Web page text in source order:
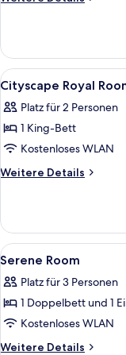
Zweibettzimmer,
Balkon,
Stadtblick
Alle
Fotos
für
Cityscape
Royal
Rooms
20
Cityscape Royal
Platz für 2 Personen
1 King-Bett
Kostenloses WLAN
Weitere Details
Weitere
Royal
Rooms
Alle
Fotos
für
Serene
Room
anzeigen
12
Serene Room
Platz für 3 Personen
1 Doppelbett und 1
Kostenloses WLAN
Weitere Details
Weitere